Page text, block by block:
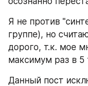
Я не против
группе), но
дорого, т.к. мое
максимум раз в 5
Данный пост